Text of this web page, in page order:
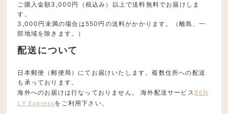
ご購入金額3,000円（税込み）以上で送料無料でお届けしま
す。
3,000円未満の場合は550円の送料がかかります。（離島、一
部地域を除きます。）
配送について
日本郵便（郵便局）にてお届けいたします。複数住所への配送
も承っております。
海外へのお届けは行なっておりません。 海外配送サービス BEN
LY Expressをご利用下さい。